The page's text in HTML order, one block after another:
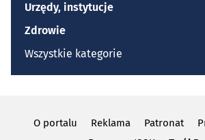
Urzędy, instytucje
Zdrowie
Wszystkie kategorie
O portalu Reklama Patronat